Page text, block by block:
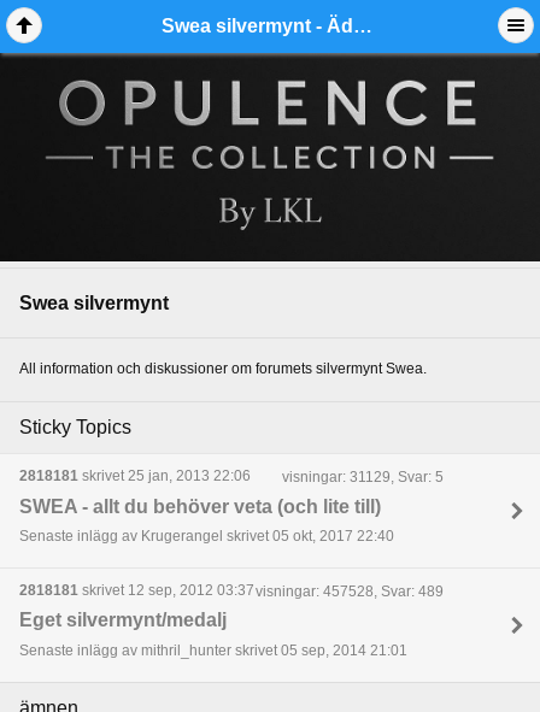
Swea silvermynt - Ädelmetallforum
Swea silvermynt
All information och diskussioner om forumets silvermynt Swea.
Sticky Topics
2818181 skrivet 25 jan, 2013 22:06 visningar: 31129, Svar: 5
SWEA - allt du behöver veta (och lite till)
Senaste inlägg av Krugerangel skrivet 05 okt, 2017 22:40
2818181 skrivet 12 sep, 2012 03:37visningar: 457528, Svar: 489
Eget silvermynt/medalj
Senaste inlägg av mithril_hunter skrivet 05 sep, 2014 21:01